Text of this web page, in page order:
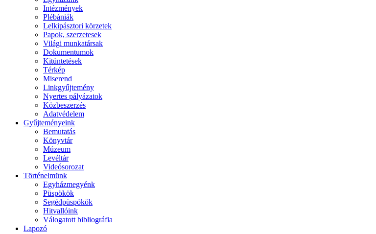
Intézmények
Plébániák
Lelkipásztori körzetek
Papok, szerzetesek
Világi munkatársak
Dokumentumok
Kitüntetések
Térkép
Miserend
Linkgyűjtemény
Nyertes pályázatok
Közbeszerzés
Adatvédelem
Gyűjteményeink
Bemutatás
Könyvtár
Múzeum
Levéltár
Videósorozat
Történelmünk
Egyházmegyénk
Püspökök
Segédpüspökök
Hitvallóink
Válogatott bibliográfia
Lapozó